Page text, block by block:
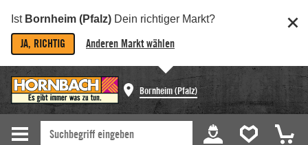
Ist Bornheim (Pfalz) Dein richtiger Markt?
JA, RICHTIG Anderen Markt wählen
Bornheim (Pfalz)